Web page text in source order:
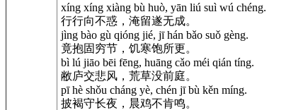
xíng xíng xiàng bù huò, yān liú suì wú chéng.
行行向不惑，淹留遂无成。
jìng bào gù qióng jié, jī hán bǎo suǒ gèng.
竟抱固穷节，饥寒饱所更。
bì lú jiāo bēi fēng, huāng cǎo méi qián tíng.
敝庐交悲风，荒草没前庭。
pī hè shǒu cháng yè, chén jī bù kěn míng.
披褐守长夜，晨鸡不肯鸣。